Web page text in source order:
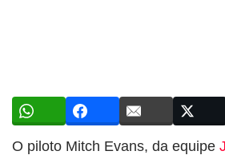
O piloto Mitch Evans, da equipe